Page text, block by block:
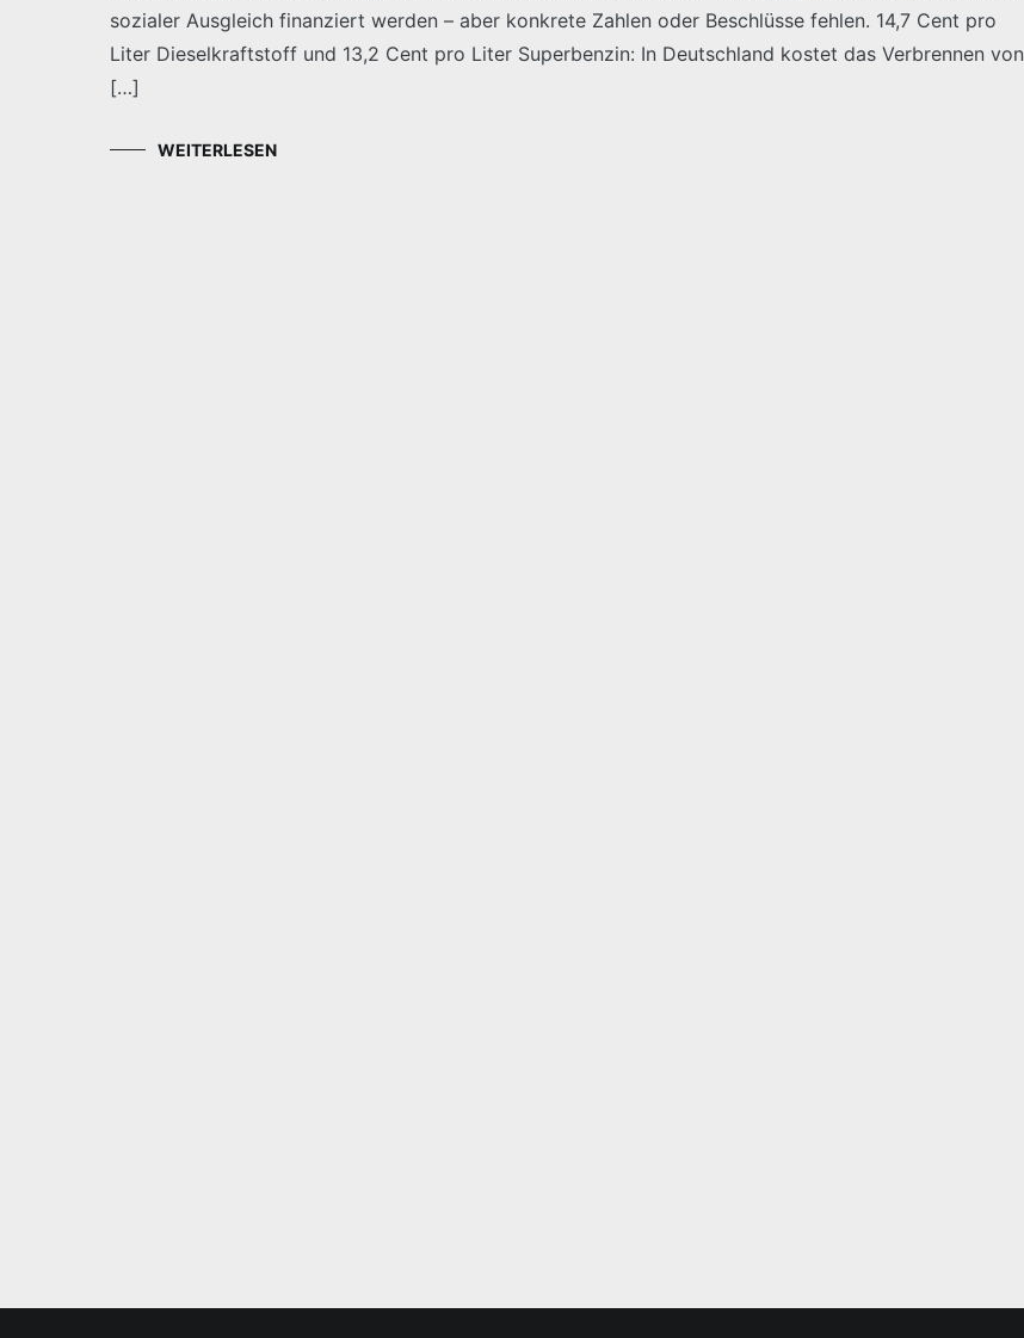
sozialer Ausgleich finanziert werden – aber konkrete Zahlen oder Beschlüsse fehlen. 14,7 Cent pro
Liter Dieselkraftstoff und 13,2 Cent pro Liter Superbenzin: In Deutschland kostet das Verbrennen von
[…]
WEITERLESEN